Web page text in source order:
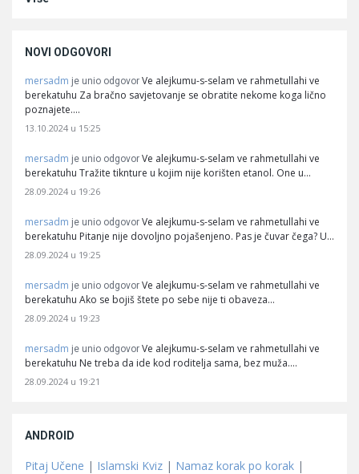
NOVI ODGOVORI
mersadm je unio odgovor Ve alejkumu-s-selam ve rahmetullahi ve
berekatuhu Za bračno savjetovanje se obratite nekome koga lično
poznajete.…
13.10.2024 u 15:25
mersadm je unio odgovor Ve alejkumu-s-selam ve rahmetullahi ve
berekatuhu Tražite tiknture u kojim nije korišten etanol. One u…
28.09.2024 u 19:26
mersadm je unio odgovor Ve alejkumu-s-selam ve rahmetullahi ve
berekatuhu Pitanje nije dovoljno pojašenjeno. Pas je čuvar čega? U…
28.09.2024 u 19:25
mersadm je unio odgovor Ve alejkumu-s-selam ve rahmetullahi ve
berekatuhu Ako se bojiš štete po sebe nije ti obaveza…
28.09.2024 u 19:23
mersadm je unio odgovor Ve alejkumu-s-selam ve rahmetullahi ve
berekatuhu Ne treba da ide kod roditelja sama, bez muža.…
28.09.2024 u 19:21
ANDROID
Pitaj Učene | Islamski Kviz | Namaz korak po korak |